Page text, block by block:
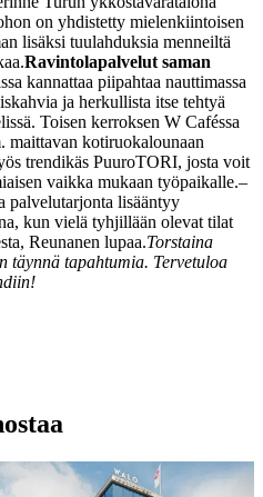
on yhdistetty mielenkiintoisen
lisäksi tuulahduksia menneiltä
Ravintolapalvelut saman
kannattaa piipahtaa nauttimassa
ja herkullista itse tehtyä
Toisen kerroksen W Caféssa
maittavan kotiruokalounaan
trendikäs PuuroTORI, josta voit
vaikka mukaan työpaikalle.–
palvelutarjonta lisääntyy
kun vielä tyhjillään olevat tilat
Reunanen lupaa.Torstaina
täynnä tapahtumia. Tervetuloa